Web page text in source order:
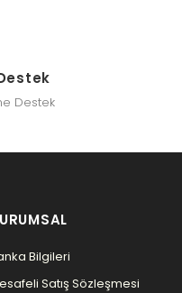
Destek
Bilgileri
Satış Sözleşmesi